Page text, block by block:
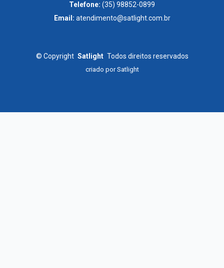
Telefone: (35) 98852-0899
Email: atendimento@satlight.com.br
© Copyright Satlight Todos direitos reservados
criado porSatlight